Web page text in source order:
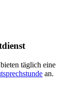
täglich eine
an.